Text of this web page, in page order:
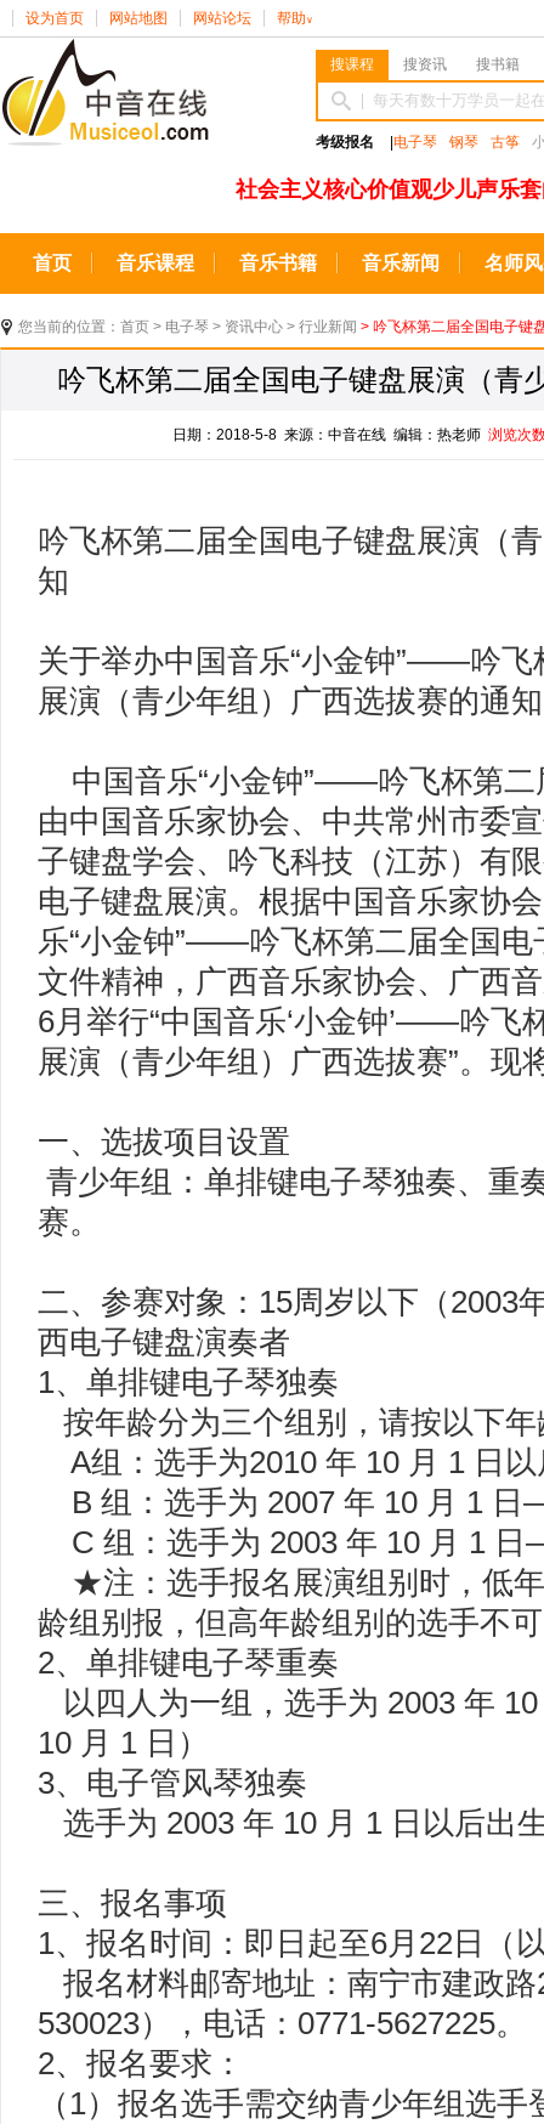
设为首页 网站地图 网站论坛 帮助 ∨
搜课程 搜资讯 搜书籍
考级报名 电子琴 钢琴 古筝
社会主义核心价值观少儿声乐
首页 音乐课程 音乐书籍 音乐新闻 名师
您当前的位置： 首页 > 电子琴 > 资讯中心 > 行业新闻 > 吟飞杯第二届全国电子键
吟飞杯第二届全国电子键盘展演（青
日期：2018-5-8 来源：中音在线 编辑：热老师 浏览次
吟飞杯第二届全国电子键盘展演（
知
关于举办中国音乐“小金钟”——吟飞
展演（青少年组）广西选拔赛的通知
中国音乐“小金钟”——吟飞杯第二
由中国音乐家协会、中共常州市委
子键盘学会、吟飞科技（江苏）有
电子键盘展演。根据中国音乐家协
乐“小金钟”——吟飞杯第二届全国电
文件精神，广西音乐家协会、广西
6月举行“中国音乐‘小金钟’——吟飞
展演（青少年组）广西选拔赛”。现
一、选拔项目设置
青少年组：单排键电子琴独奏、重
赛。
二、参赛对象：15周岁以下（2003
西电子键盘演奏者
1、单排键电子琴独奏
按年龄分为三个组别，请按以下
A组：选手为2010 年 10 月 1 日以
B 组：选手为 2007 年 10 月 1
C 组：选手为 2003 年 10 月 1
★注：选手报名展演组别时，低
龄组别报，但高年龄组别的选手不
2、单排键电子琴重奏
以四人为一组，选手为 2003 年
10 月 1 日）
3、电子管风琴独奏
选手为 2003 年 10 月 1 日以后出
三、报名事项
1、报名时间：即日起至6月22日（
报名材料邮寄地址：南宁市建政
530023），电话：0771-5627225。
2、报名要求：
（1）报名选手需交纳青少年组选